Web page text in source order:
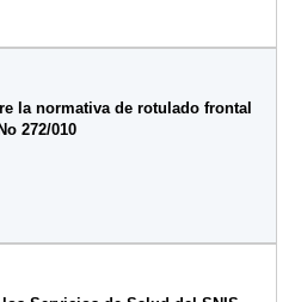
la normativa de rotulado frontal
272/010